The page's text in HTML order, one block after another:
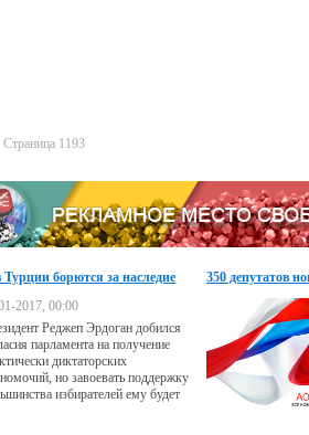
Страница 1193
борются за наследие
2017, 00:00
Реджеп Эрдоган добился
парламента на получение
диктаторских
но завоевать поддержку
избирателей ему будет
350 депутатов